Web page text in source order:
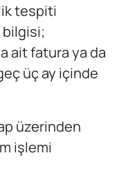
tespiti
bilgisi;
ait fatura ya da
üç ay içinde
üzerinden
işlemi